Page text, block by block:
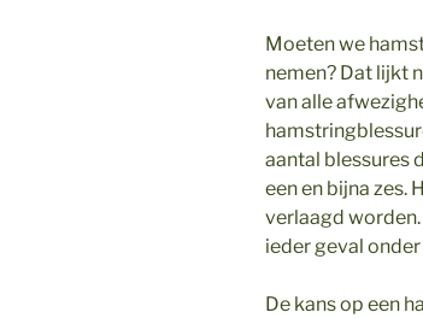
Moeten we
nemen? Dat lijkt
van alle
aantal blessures
een en bijna zes.
verlaagd
ieder geval
De kans op een